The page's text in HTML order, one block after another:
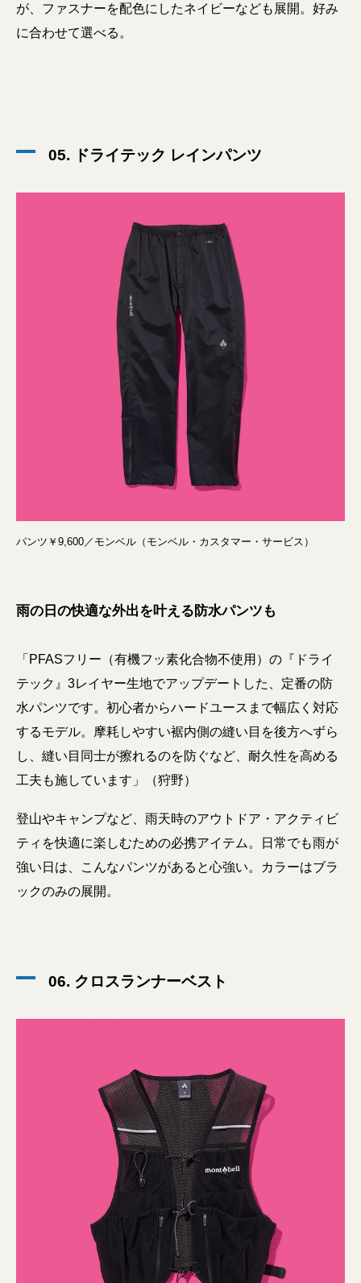
が、ファスナーを配色にしたネイビーなども展開。好み
に合わせて選べる。
05. ドライテック レインパンツ
パンツ￥9,600／モンベル（モンベル・カスタマー・サービス）
雨の日の快適な外出を叶える防水パンツも
「PFASフリー（有機フッ素化合物不使用）の『ドライ
テック』3レイヤー生地でアップデートした、定番の防
水パンツです。初心者からハードユースまで幅広く対応
するモデル。摩耗しやすい裾内側の縫い目を後方へずら
し、縫い目同士が擦れるのを防ぐなど、耐久性を高める
工夫も施しています」（狩野）
登山やキャンプなど、雨天時のアウトドア・アクティビ
ティを快適に楽しむための必携アイテム。日常でも雨が
強い日は、こんなパンツがあると心強い。カラーはブラ
ックのみの展開。
06. クロスランナーベスト